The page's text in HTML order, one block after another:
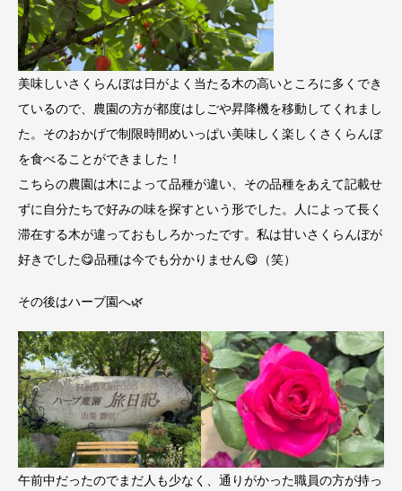
美味しいさくらんぼは日がよく当たる木の高いところに多くでき
ているので、農園の方が都度はしごや昇降機を移動してくれまし
た。そのおかげで制限時間めいっぱい美味しく楽しくさくらんぼ
を食べることができました！
こちらの農園は木によって品種が違い、その品種をあえて記載せ
ずに自分たちで好みの味を探すという形でした。人によって長く
滞在する木が違っておもしろかったです。私は甘いさくらんぼが
好きでした😋品種は今でも分かりません😋（笑）
その後はハーブ園へ🌿
午前中だったのでまだ人も少なく、通りがかった職員の方が持っ